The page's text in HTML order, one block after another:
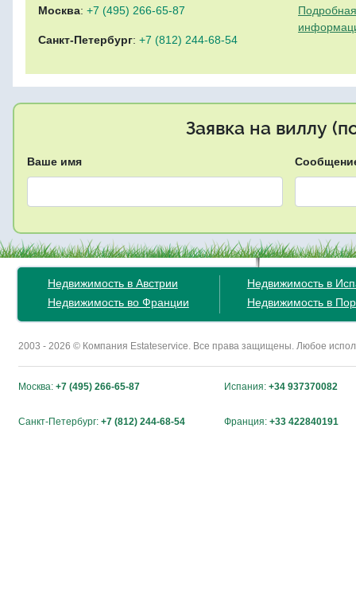
Москва: +7 (495) 266-65-87
Санкт-Петербург: +7 (812) 244-68-54
Заявка на виллу
Ваше имя
Недвижимость в Австрии
Недвижимость во Франции
Недвижимость в
Недвижимость в
2003 - 2026 © Компания Estateservice. Все права защищены. Любое
Москва: +7 (495) 266-65-87 Испания: +34 937370082
Санкт-Петербург: +7 (812) 244-68-54 Франция: +33 422840191